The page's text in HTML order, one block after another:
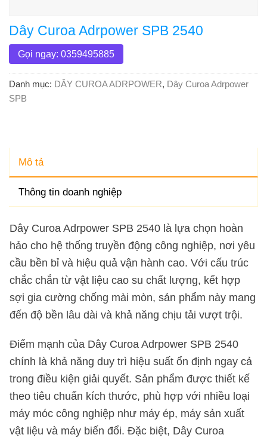
Dây Curoa Adrpower SPB 2540
Gọi ngay: 0359495885
Danh mục: DÂY CUROA ADRPOWER, Dây Curoa Adrpower
SPB
Mô tả
Thông tin doanh nghiệp
Dây Curoa Adrpower SPB 2540 là lựa chọn hoàn
hảo cho hệ thống truyền động công nghiệp, nơi yêu
cầu bền bỉ và hiệu quả vận hành cao. Với cấu trúc
chắc chắn từ vật liệu cao su chất lượng, kết hợp
sợi gia cường chống mài mòn, sản phẩm này mang
đến độ bền lâu dài và khả năng chịu tải vượt trội.
Điểm mạnh của Dây Curoa Adrpower SPB 2540
chính là khả năng duy trì hiệu suất ổn định ngay cả
trong điều kiện giải quyết. Sản phẩm được thiết kế
theo tiêu chuẩn kích thước, phù hợp với nhiều loại
máy móc công nghiệp như máy ép, máy sản xuất
vật liệu và máy biến đổi. Đặc biệt, Dây Curoa